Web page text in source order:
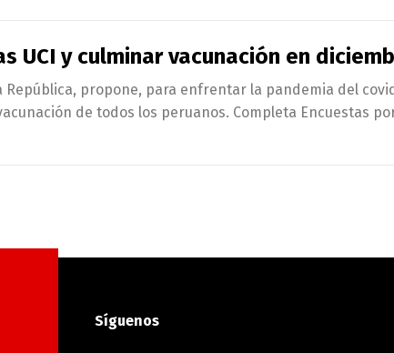
UCI y culminar vacunación en
propone, para enfrentar la pandemia del
de todos los peruanos. Completa Encuestas
Síguenos